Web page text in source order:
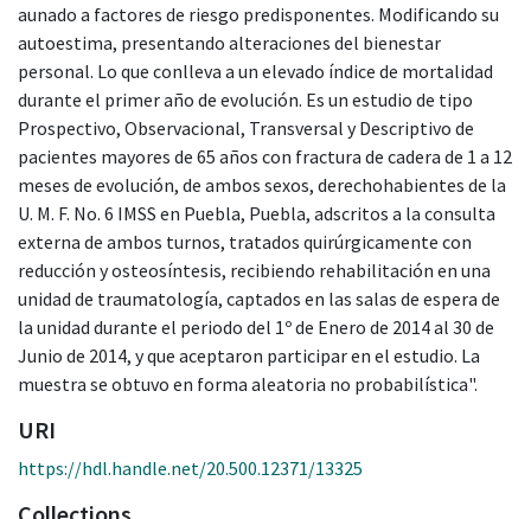
aunado a factores de riesgo predisponentes. Modificando su
autoestima, presentando alteraciones del bienestar
personal. Lo que conlleva a un elevado índice de mortalidad
durante el primer año de evolución. Es un estudio de tipo
Prospectivo, Observacional, Transversal y Descriptivo de
pacientes mayores de 65 años con fractura de cadera de 1 a 12
meses de evolución, de ambos sexos, derechohabientes de la
U. M. F. No. 6 IMSS en Puebla, Puebla, adscritos a la consulta
externa de ambos turnos, tratados quirúrgicamente con
reducción y osteosíntesis, recibiendo rehabilitación en una
unidad de traumatología, captados en las salas de espera de
la unidad durante el periodo del 1º de Enero de 2014 al 30 de
Junio de 2014, y que aceptaron participar en el estudio. La
muestra se obtuvo en forma aleatoria no probabilística".
URI
https://hdl.handle.net/20.500.12371/13325